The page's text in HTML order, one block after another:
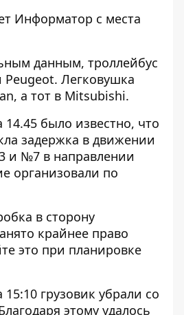
Информатор с места
данным, троллейбус
Peugeot. Легковушка
а тот в Mitsubishi.
было известно, что
задержка в движении
и №7 в направлении
организовали по
в сторону
крайнее право
это при планировке
грузовик убрали со
этому удалось